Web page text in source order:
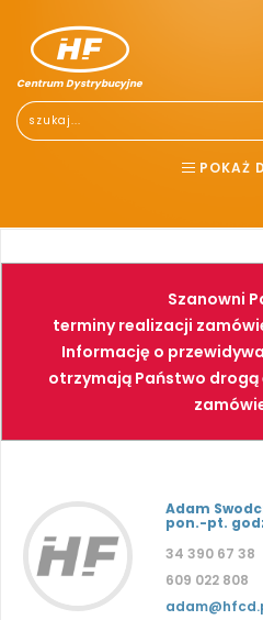
Centrum Dystrybucyjne
POKAŻ
NARZĘDZIA
FARBY
Szanowni
terminy realizacji
Informację o
otrzymają Państwo drogą
Adam
pon.-pt.
34 390 67 38
609 022 808